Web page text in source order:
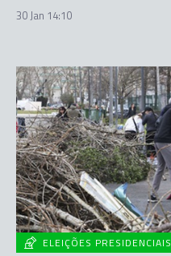
30 Jan 14:10
ELEIÇÕES PRESIDENCIAIS